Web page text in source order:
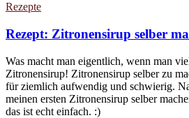
Rezepte
Rezept: Zitronensirup selber
Was macht man eigentlich, wenn man
Zitronensirup! Zitronensirup selber zu
für ziemlich aufwendig und schwierig.
meinen ersten Zitronensirup selber
das ist echt einfach. :)